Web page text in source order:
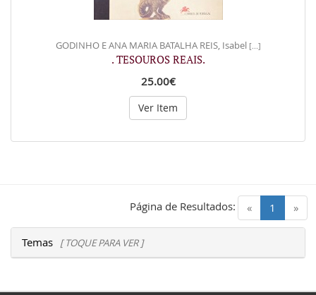
GODINHO E ANA MARIA BATALHA REIS, Isabel [...]
. TESOUROS REAIS.
25.00€
Ver Item
« 1 (current)
»
Página de Resultados:
Temas [ TOQUE PARA VER ]